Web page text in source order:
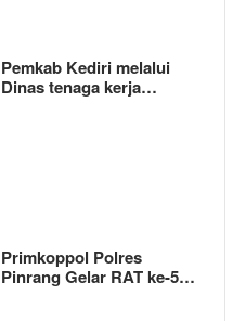
Pemkab Kediri melalui
Dinas tenaga kerja…
Primkoppol Polres
Pinrang Gelar RAT ke-5…